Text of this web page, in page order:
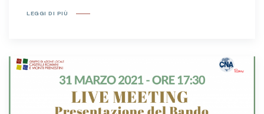
LEGGI DI PIÙ